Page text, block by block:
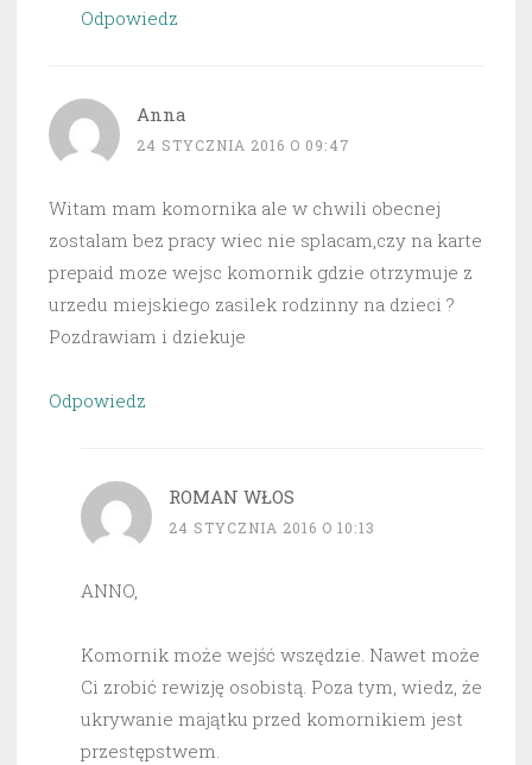
Odpowiedz
Anna
24 STYCZNIA 2016 O 09:47
Witam mam komornika ale w chwili obecnej
zostalam bez pracy wiec nie splacam,czy na karte
prepaid moze wejsc komornik gdzie otrzymuje z
urzedu miejskiego zasilek rodzinny na dzieci ?
Pozdrawiam i dziekuje
Odpowiedz
ROMAN WŁOS
24 STYCZNIA 2016 O 10:13
ANNO,
Komornik może wejść wszędzie. Nawet może
Ci zrobić rewizję osobistą. Poza tym, wiedz, że
ukrywanie majątku przed komornikiem jest
przestępstwem.